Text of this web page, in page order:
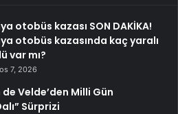
otobüs kazası SON DAKİKA!
otobüs kazasında kaç yaralı
var mı?
7, 2026
Velde’den Milli Gün
Sürprizi